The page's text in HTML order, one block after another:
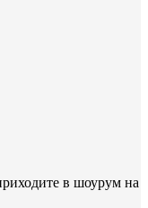
в шоурум на